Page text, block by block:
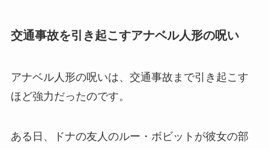
交通事故を引き起こすアナベル人形の呪い
アナベル人形の呪いは、交通事故まで引き起こす
ほど強力だったのです。
ある日、ドナの友人のルー・ボビットが彼女の部